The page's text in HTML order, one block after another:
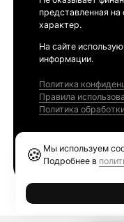
представленная на
характер.
На сайте
информации.
Политика
Правила
Политика
🍪 Мы используем
Подробнее в
Ethereum GAS